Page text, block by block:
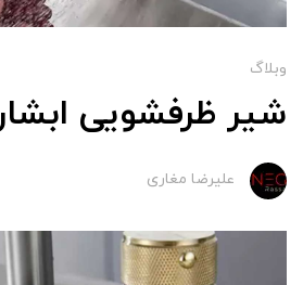
وبلاگ
شیر ظرفشویی
علیرضا مغاری